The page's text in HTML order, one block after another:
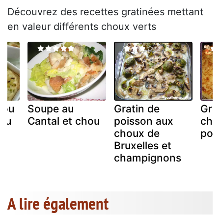
Découvrez des recettes gratinées mettant
en valeur différents choux verts
Soupe au
Cantal et chou
Gratin de
poisson aux
choux de
Bruxelles et
champignons
A lire également